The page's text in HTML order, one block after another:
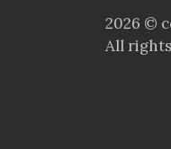
2026 ©
All